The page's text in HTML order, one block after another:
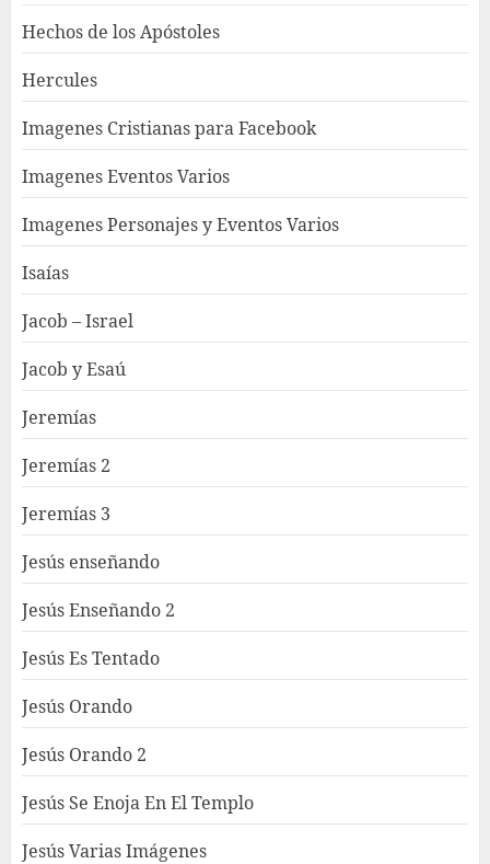
Hechos de los Apóstoles
Hercules
Imagenes Cristianas para Facebook
Imagenes Eventos Varios
Imagenes Personajes y Eventos Varios
Isaías
Jacob – Israel
Jacob y Esaú
Jeremías
Jeremías 2
Jeremías 3
Jesús enseñando
Jesús Enseñando 2
Jesús Es Tentado
Jesús Orando
Jesús Orando 2
Jesús Se Enoja En El Templo
Jesús Varias Imágenes